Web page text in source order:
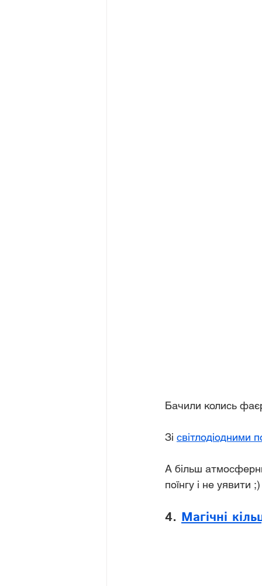
Бачили колись
Зі світлодіодними
А більш
поїнгу і не уявити ;)
4. Магічні